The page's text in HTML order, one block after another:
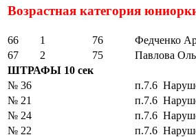
Возрастная категория
66 1 76 Федченко
67
2 75 Павлова
ШТРАФЫ 10 сек
№ 36
п.7.6
№ 21
п.7.6
№ 24
п.7.6
№ 22
п.7.6